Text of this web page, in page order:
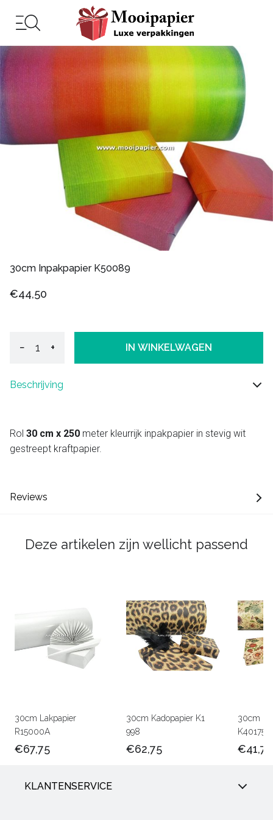
30cm Inpakpapier K50089
€44,50
− + IN WINKELWAGEN
Beschrijving
Rol 30 cm x 250 meter kleurrijk inpakpapier in stevig wit
gestreept kraftpapier.
Reviews
Deze artikelen zijn wellicht passend
30cm Lakpapier
R15000A
€67,75
30cm Kadopapier K1
998
€62,75
30cm
€41,75
KLANTENSERVICE